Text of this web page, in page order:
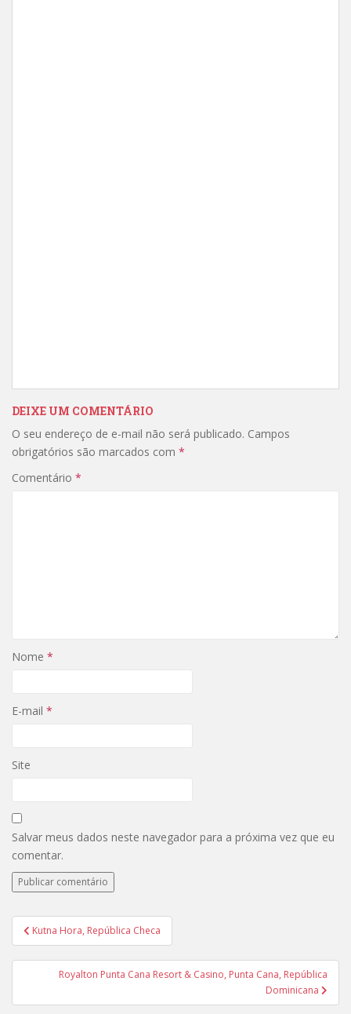
DEIXE UM COMENTÁRIO
O seu endereço de e-mail não será publicado. Campos
obrigatórios são marcados com *
Comentário *
Nome *
E-mail *
Site
Salvar meus dados neste navegador para a próxima vez que eu
comentar.
Navegação
de
Post
Kutna Hora, República Checa
Royalton Punta Cana Resort & Casino, Punta Cana, República
Dominicana